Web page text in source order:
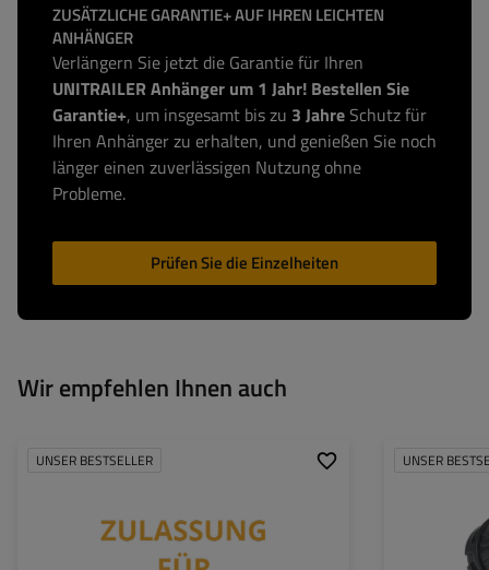
ZUSÄTZLICHE GARANTIE+ AUF IHREN LEICHTEN
ANHÄNGER
Verlängern Sie jetzt die Garantie für Ihren
UNITRAILER Anhänger um 1 Jahr! Bestellen Sie
Garantie+, um insgesamt bis zu 3 Jahre Schutz für
Ihren Anhänger zu erhalten, und genießen Sie noch
länger einen zuverlässigen Nutzung ohne
Probleme.
Prüfen Sie die Einzelheiten
Wir empfehlen Ihnen auch
UNSER BESTSELLER UNSER